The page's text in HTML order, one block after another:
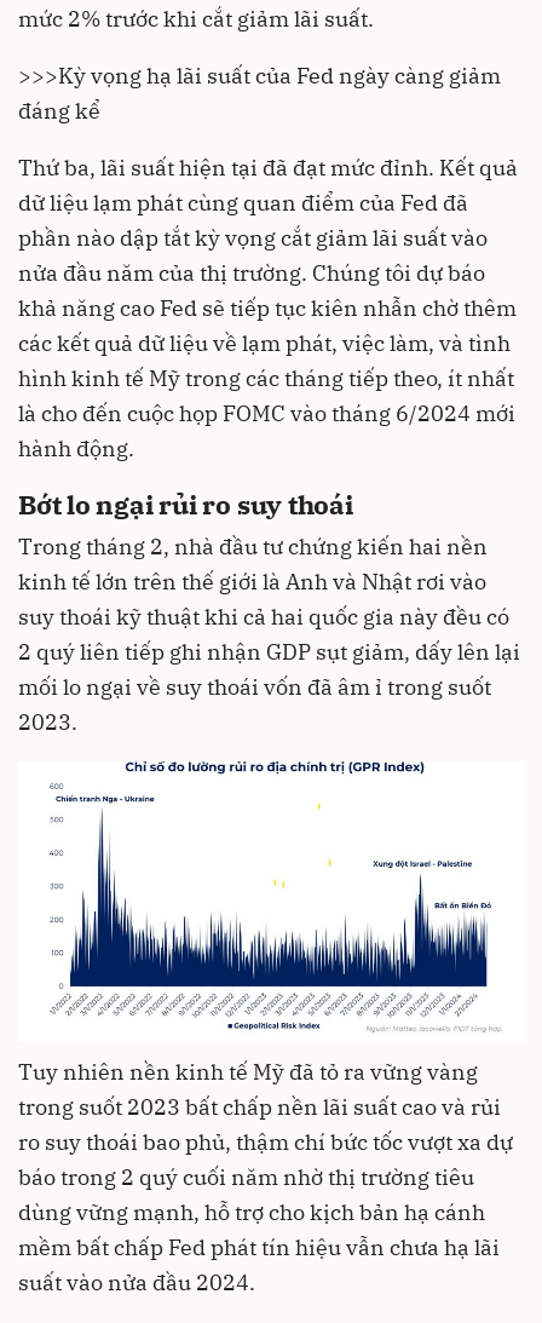
mức 2% trước khi cắt giảm lãi suất.
>>>Kỳ vọng hạ lãi suất của Fed ngày càng giảm
đáng kể
Thứ ba, lãi suất hiện tại đã đạt mức đỉnh. Kết quả
dữ liệu lạm phát cùng quan điểm của Fed đã
phần nào dập tắt kỳ vọng cắt giảm lãi suất vào
nửa đầu năm của thị trường. Chúng tôi dự báo
khả năng cao Fed sẽ tiếp tục kiên nhẫn chờ thêm
các kết quả dữ liệu về lạm phát, việc làm, và tình
hình kinh tế Mỹ trong các tháng tiếp theo, ít nhất
là cho đến cuộc họp FOMC vào tháng 6/2024 mới
hành động.
Bớt lo ngại rủi ro suy thoái
Trong tháng 2, nhà đầu tư chứng kiến hai nền
kinh tế lớn trên thế giới là Anh và Nhật rơi vào
suy thoái kỹ thuật khi cả hai quốc gia này đều có
2 quý liên tiếp ghi nhận GDP sụt giảm, dấy lên lại
mối lo ngại về suy thoái vốn đã âm ỉ trong suốt
2023.
Tuy nhiên nền kinh tế Mỹ đã tỏ ra vững vàng
trong suốt 2023 bất chấp nền lãi suấtcao và rủi
ro suy thoái bao phủ, thậm chí bức tốc vượt xa dự
báo trong 2 quý cuối năm nhờ thị trường tiêu
dùng vững mạnh, hỗ trợ cho kịch bản hạ cánh
mềm bất chấp Fed phát tín hiệu vẫn chưa hạ lãi
suất vào nửa đầu 2024.